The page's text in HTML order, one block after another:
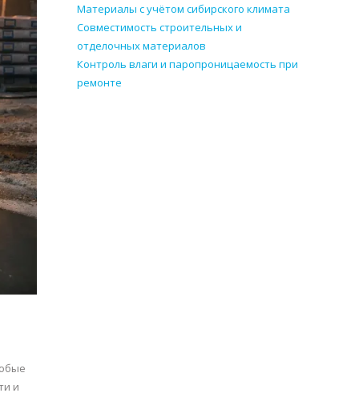
и
Материалы с учётом сибирского климата
Совместимость строительных и
отделочных материалов
Контроль влаги и паропроницаемость при
ремонте